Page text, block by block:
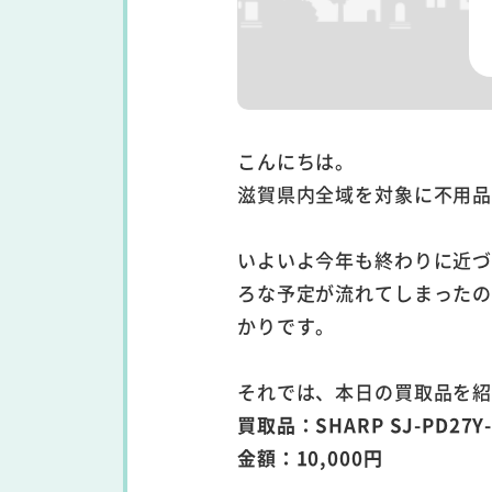
こんにちは。
滋賀県内全域を対象に不用
いよいよ今年も終わりに近
ろな予定が流れてしまった
かりです。
それでは、本日の買取品を
買取品：SHARP SJ-
金額：10,000円